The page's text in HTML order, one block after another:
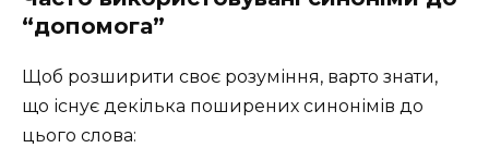
“допомога”
Щоб розширити своє розуміння, варто знати,
що існує декілька поширених синонімів до
цього слова: